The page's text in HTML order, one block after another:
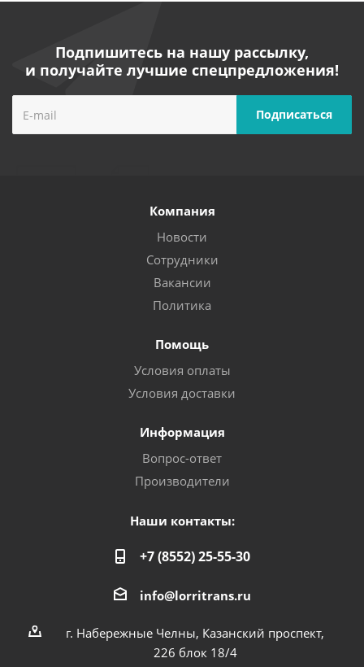
Подпишитесь на нашу рассылку,
и получайте лучшие спецпредложения!
Компания
Новости
Сотрудники
Вакансии
Политика
Помощь
Условия оплаты
Условия доставки
Информация
Вопрос-ответ
Производители
Наши контакты:
+7 (8552) 25-55-30
info@lorritrans.ru
г. Набережные Челны, Казанский проспект,
226 блок 18/4